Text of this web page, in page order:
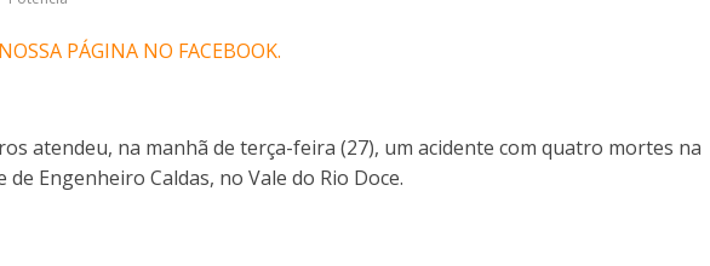
PÁGINA NO FACEBOOK.
atendeu, na manhã de terça-feira (27), um acidente com quatro mortes na
de Engenheiro Caldas, no Vale do Rio Doce.